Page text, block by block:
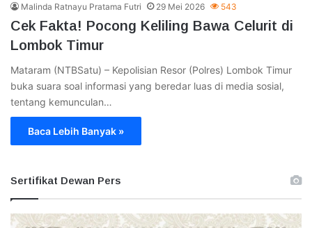
Malinda Ratnayu Pratama Futri 29 Mei 2026 543
Cek Fakta! Pocong Keliling Bawa Celurit di
Lombok Timur
Mataram (NTBSatu) – Kepolisian Resor (Polres) Lombok Timur
buka suara soal informasi yang beredar luas di media sosial,
tentang kemunculan…
Baca Lebih Banyak »
Sertifikat Dewan Pers